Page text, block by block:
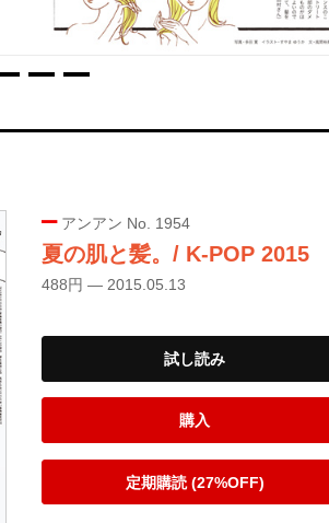
アンアン No. 1954
夏の肌と髪。/ K-POP 2015
488円 — 2015.05.13
試し読み
購入
定期購読 (27%OFF)